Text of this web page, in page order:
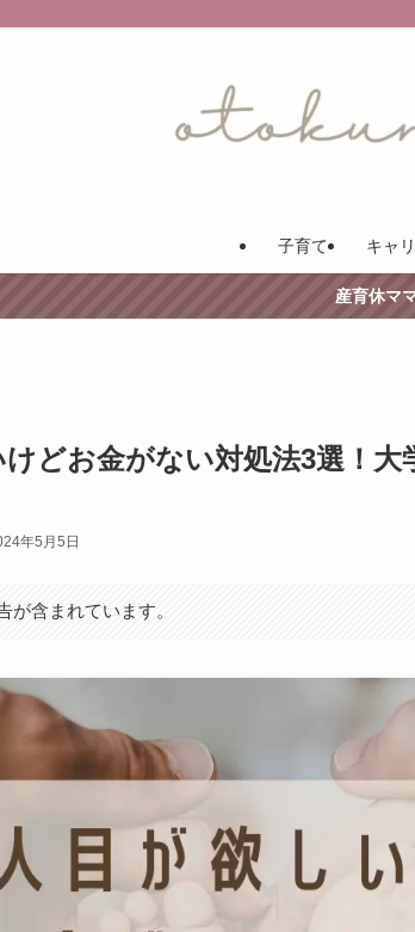
子育て キャ
産育休マ
どお金がない対処法3選！
年5月5日
が含まれています。